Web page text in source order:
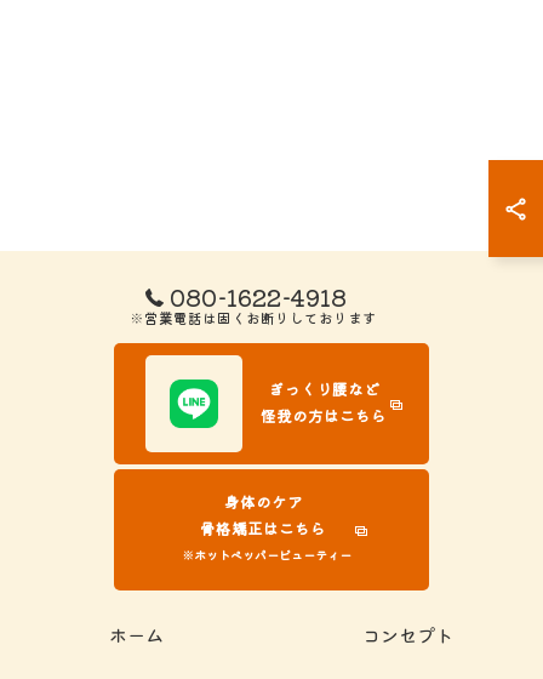
080-1622-4918
※営業電話は固くお断りしております
ぎっくり腰など
怪我の方はこちら
身体のケア
骨格矯正はこちら
※ホットペッパービューティー
ホーム コンセプト